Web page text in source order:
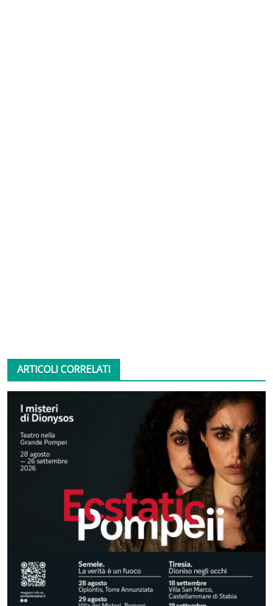
ARTICOLI CORRELATI